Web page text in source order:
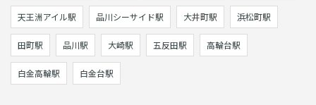
天王洲アイル駅 品川シーサイド駅 大井町駅 浜松町駅
田町駅 品川駅 大崎駅 五反田駅 高輪台駅
白金高輪駅 白金台駅